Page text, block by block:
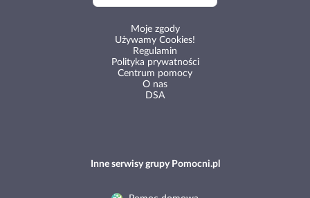
Używamy Cookies!
Regulamin
Polityka prywatności
Centrum pomocy
O nas
DSA